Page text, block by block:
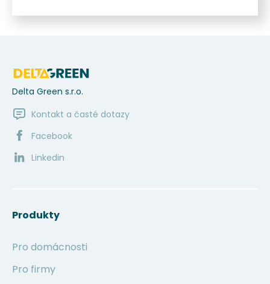
Delta Green s.r.o.
Kontakt a časté dotazy
Facebook
Linkedin
Produkty
Pro domácnosti
Pro firmy